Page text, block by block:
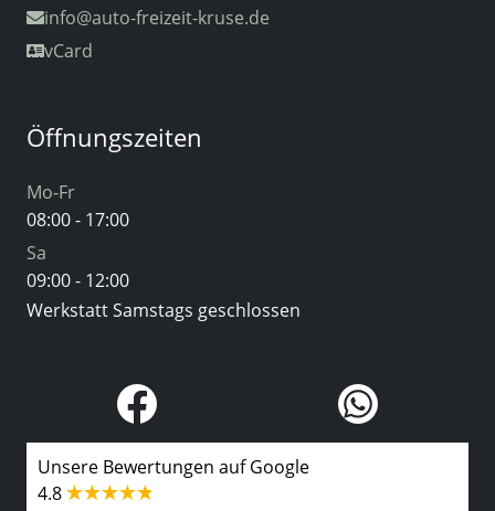
info@auto-freizeit-kruse.de
vCard
Öffnungszeiten
Mo-Fr
08:00 - 17:00
Sa
09:00 - 12:00
Werkstatt Samstags geschlossen
Unsere Bewertungen auf Google
4.8